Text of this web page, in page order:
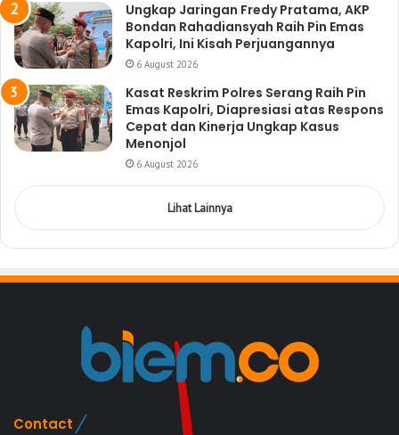
Ungkap Jaringan Fredy Pratama, AKP
Bondan Rahadiansyah Raih Pin Emas
Kapolri, Ini Kisah Perjuangannya
6 August 2026
Kasat Reskrim Polres Serang Raih Pin
Emas Kapolri, Diapresiasi atas Respons
Cepat dan Kinerja Ungkap Kasus
Menonjol
6 August 2026
Lihat Lainnya
Contact